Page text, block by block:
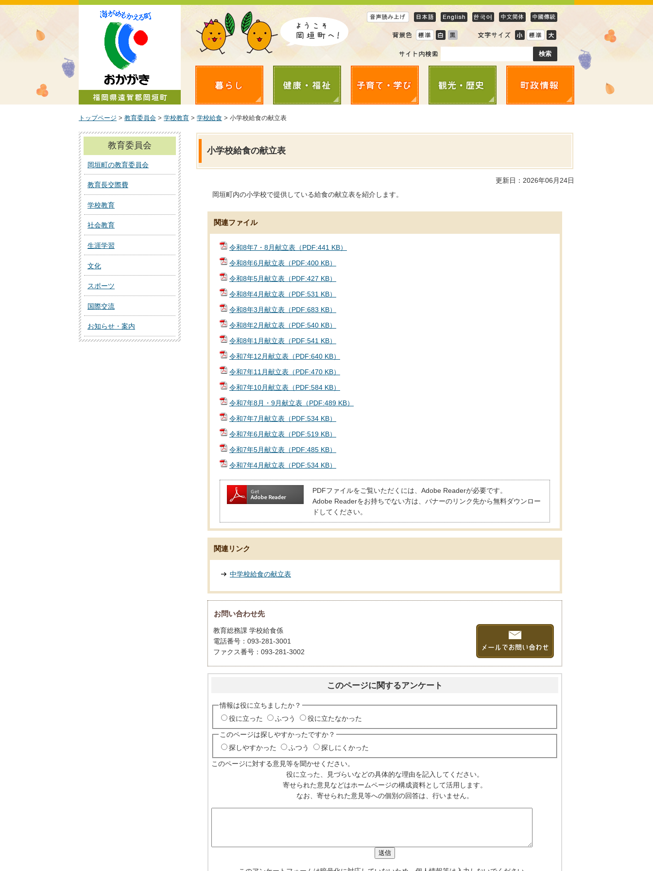
トップページ > 教育委員会 > 学校教育 > 学校給食 > 小学校給食の献立表
小学校給食の献立表
更新日：2026年06月24日
岡垣町内の小学校で提供している給食の献立表を紹介します。
関連ファイル
令和8年7・8月献立表（PDF:441 KB）
令和8年6月献立表（PDF:400 KB）
令和8年5月献立表（PDF:427 KB）
令和8年4月献立表（PDF:531 KB）
令和8年3月献立表（PDF:683 KB）
令和8年2月献立表（PDF:540 KB）
令和8年1月献立表（PDF:541 KB）
令和7年12月献立表（PDF:640 KB）
令和7年11月献立表（PDF:470 KB）
令和7年10月献立表（PDF:584 KB）
令和7年8月・9月献立表（PDF:489 KB）
令和7年7月献立表（PDF:534 KB）
令和7年6月献立表（PDF:519 KB）
令和7年5月献立表（PDF:485 KB）
令和7年4月献立表（PDF:534 KB）
PDFファイルをご覧いただくには、Adobe Readerが必要です。
Adobe Readerをお持ちでない方は、バナーのリンク先から無料ダウンロー
ドしてください。
関連リンク
中学校給食の献立表
お問い合わせ先
教育総務課 学校給食係
電話番号：093-281-3001
ファクス番号：093-281-3002
このページに関するアンケート
情報は役に立ちましたか？
役に立った
ふつう 役に立たなかった
このページは探しやすかったですか？
探しやすかった
ふつう 探しにくかった
このページに対する意見等を聞かせください。
役に立った、見づらいなどの具体的な理由を記入してください。
寄せられた意見などはホームページの構成資料として活用します。
なお、寄せられた意見等への個別の回答は、行いません。
教育委員会
岡垣町の教育委員会
教育長交際費
学校教育
社会教育
生涯学習
文化
スポーツ
国際交流
お知らせ・案内